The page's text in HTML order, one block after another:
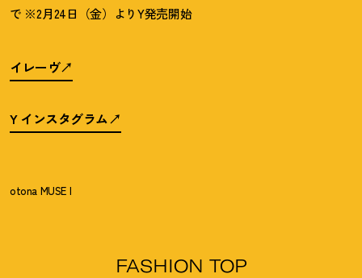
で ※2月24日（金）よりY発売開始
イレーヴ
Y インスタグラム
otona MUSE I
FASHION TOP